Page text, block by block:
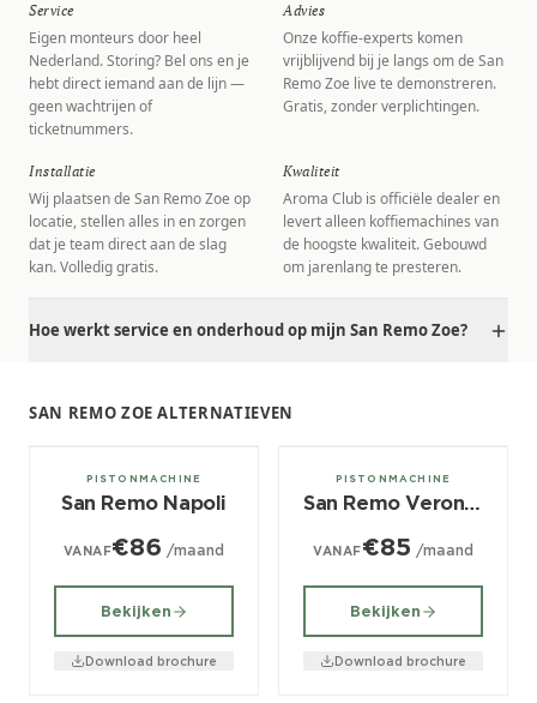
Service
Eigen monteurs door heel
Nederland. Storing? Bel ons en je
hebt direct iemand aan de lijn —
geen wachtrijen of
ticketnummers.
Advies
Onze koffie-experts komen
vrijblijvend bij je langs om de San
Remo Zoe live te demonstreren.
Gratis, zonder verplichtingen.
Installatie
Wij plaatsen de San Remo Zoe op
locatie, stellen alles in en zorgen
dat je team direct aan de slag
kan. Volledig gratis.
Kwaliteit
Aroma Club is officiële dealer en
levert alleen koffiemachines van
de hoogste kwaliteit. Gebouwd
om jarenlang te presteren.
Hoe werkt service en onderhoud op mijn San Remo Zoe?
SAN REMO ZOE ALTERNATIEVEN
2, 3, 4 groeps
PISTONMACHINE
San Remo Napoli
VANAF€86 /maand
Bekijken
Download brochure
1, 2, 3 groeps
PISTONMACHINE
San Remo Verona SED
VANAF€85 /maand
Bekijken
Download brochure